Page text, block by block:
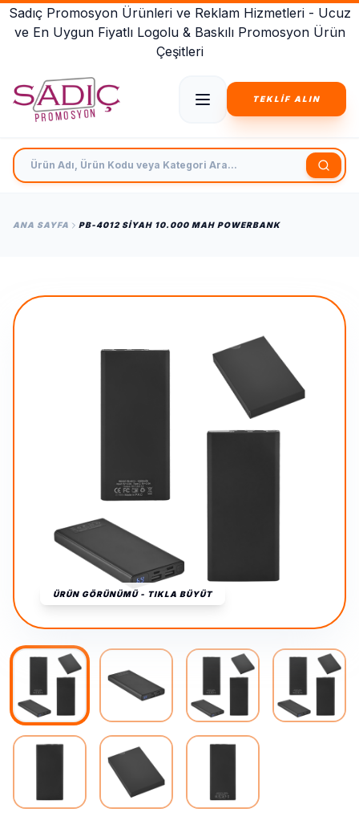
Sadıç Promosyon Ürünleri ve Reklam Hizmetleri - Ucuz
ve En Uygun Fiyatlı Logolu & Baskılı Promosyon Ürün
Çeşitleri
TEKLİF ALIN
Ürün Adı, Ürün Kodu veya Kategori Ara
ANA SAYFA PB-4012 SIYAH 10.000 MAH POWERBANK
ÜRÜN GÖRÜNÜMÜ - TIKLA BÜYÜT